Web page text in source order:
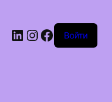
LinkedIn
Instagram
Facebook
Войти